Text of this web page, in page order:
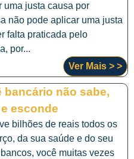
uma justa causa por
não pode aplicar uma justa
falta praticada pelo
por...
Ver Mais > >
não sabe,
esconde
bilhões de reais todos os
da sua saúde e do seu
você muitas vezes